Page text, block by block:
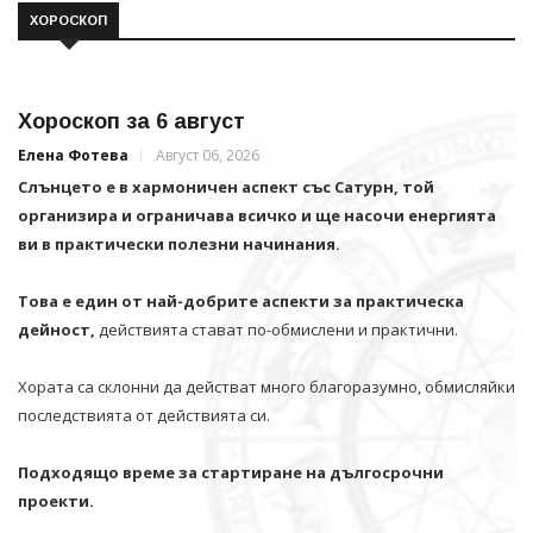
ХОРОСКОП
Хороскоп за 6 август
Елена Фотева Август 06, 2026
Слънцето е в хармоничен аспект със Сатурн, той
организира и ограничава всичко и щe насочи енергията
ви в практически полезни начинания.
Това е един от най-добрите аспекти за практическа
дейност, действията стават по-обмислени и практични.
Хората са склонни да действат много благоразумно, обмисляйки
последствията от действията си.
Подходящо време за стартиране на дългосрочни
проекти.